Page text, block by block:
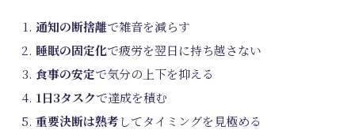
通知の断捨離で雑音を減らす
睡眠の固定化で疲労を翌日に持ち越さない
食事の安定で気分の上下を抑える
1日3タスクで達成を積む
重要決断は熟考してタイミングを見極める